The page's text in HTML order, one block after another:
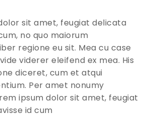
sit amet, feugiat delicata
no quo maiorum
regione eu sit. Mea cu case
viderer eleifend ex mea. His
diceret, cum et atqui
Per amet nonumy
ipsum dolor sit amet, feugiat
id cum